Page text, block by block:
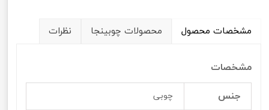
مشخصات محصول محصولات چوبینجا نظرات
مشخصات
جنس چوبی